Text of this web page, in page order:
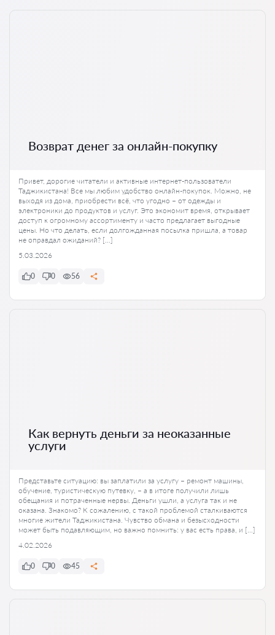
Возврат денег за онлайн-покупку
Привет, дорогие читатели и активные интернет-пользователи
Таджикистана! Все мы любим удобство онлайн-покупок. Можно, не
выходя из дома, приобрести всё, что угодно – от одежды и
электроники до продуктов и услуг. Это экономит время, открывает
доступ к огромному ассортименту и часто предлагает выгодные
цены. Но что делать, если долгожданная посылка пришла, а товар
не оправдал ожиданий? […]
5.03.2026
0 0 56
Как вернуть деньги за неоказанные
услуги
Представьте ситуацию: вы заплатили за услугу – ремонт машины,
обучение, туристическую путевку, – а в итоге получили лишь
обещания и потраченные нервы. Деньги ушли, а услуга так и не
оказана. Знакомо? К сожалению, с такой проблемой сталкиваются
многие жители Таджикистана. Чувство обмана и безысходности
может быть подавляющим, но важно помнить: у вас есть права, и […]
4.02.2026
0 0 45